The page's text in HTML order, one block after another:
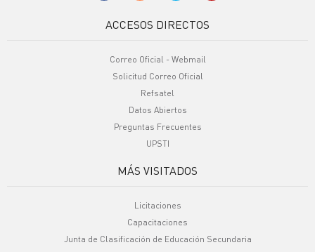
ACCESOS DIRECTOS
Correo Oficial - Webmail
Solicitud Correo Oficial
Refsatel
Datos Abiertos
Preguntas Frecuentes
UPSTI
MÁS VISITADOS
Licitaciones
Capacitaciones
Junta de Clasificación de Educación Secundaria